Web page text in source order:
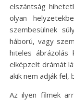
elszántság
olyan
szembesülnek
háború, vagy
hiteles ábrázolás
elképzelt drámát
akik nem adják fel,
Az ilyen filmek